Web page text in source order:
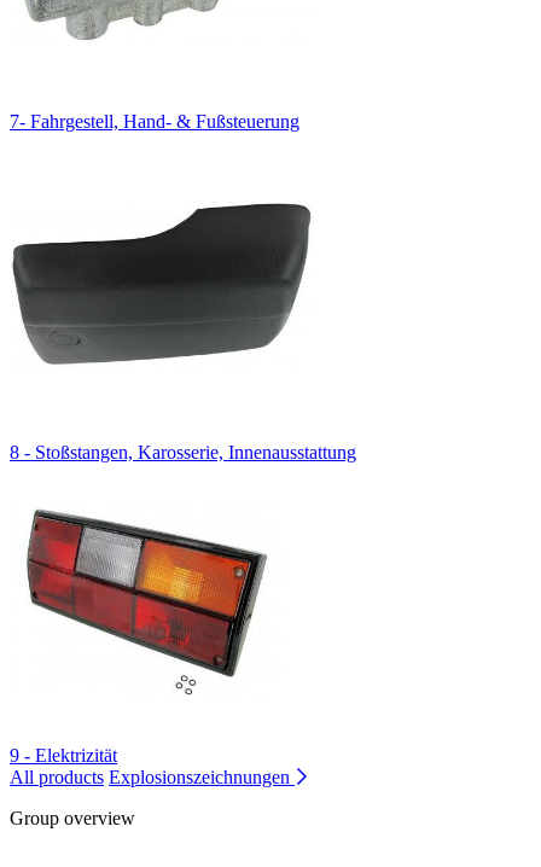
7- Fahrgestell, Hand- & Fußsteuerung
8 - Stoßstangen, Karosserie, Innenausstattung
9 - Elektrizität
All products Explosionszeichnungen
Group overview